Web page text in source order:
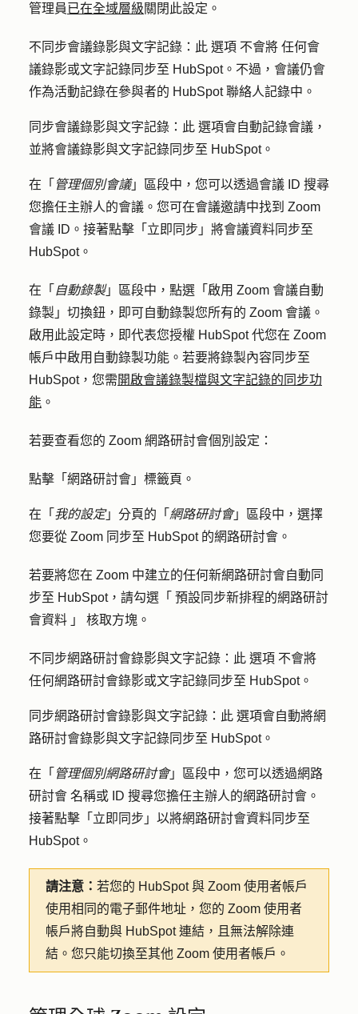
管理員 已在全域層級關閉此設定。
不同步會議錄影與文字記錄：此 選項 不會將 任何會
議錄影或文字記錄同步至 HubSpot。不過，會議仍會
作為活動記錄在參與者的 HubSpot 聯絡人記錄中。
同步會議錄影與文字記錄：此 選項會自動記錄會議，
並將會議錄影與文字記錄同步至 HubSpot。
在「 管理個別會議」區段中，您可以透過會議 ID 搜尋
您擔任主辦人的會議。您可在會議邀請中找到 Zoom
會議 ID。接著點擊 「立即同步」 將會議資料同步至
HubSpot。
在「 自動錄製」區段中，點選「 啟用 Zoom 會議自動
錄製 」切換鈕，即可自動錄製您所有的 Zoom 會議。
啟用此設定時，即代表您授權 HubSpot 代您在 Zoom
帳戶中啟用自動錄製功能。若要將錄製內容同步至
HubSpot，您需開啟會議錄製檔與文字記錄的同步功
能 。
若要查看您的 Zoom 網路研討會個別設定：
點擊「 網路研討會 」標籤頁。
在「 我的設定」分頁的「 網路研討會」區段中，選擇
您要從 Zoom 同步至 HubSpot 的網路研討會。
若要將您在 Zoom 中建立的任何新網路研討會自動同
步至 HubSpot，請勾選「 預設同步新排程的網路研討
會資料 」 核取方塊。
不同步網路研討會錄影與文字記錄：此 選項 不會將
任何網路研討會錄影或文字記錄同步至 HubSpot。
同步網路研討會錄影與文字記錄：此 選項會自動將網
路研討會錄影與文字記錄同步至 HubSpot。
在「 管理個別網路研討會」區段中，您可以透過網路
研討會 名稱或 ID 搜尋您擔任主辦人的網路研討會。
接著點擊 「立即同步」 以將網路研討會資料同步至
HubSpot。
請注意： 若您的 HubSpot 與 Zoom 使用者帳戶
使用相同的電子郵件地址，您的 Zoom 使用者
帳戶將自動與 HubSpot 連結，且無法解除連
結。您只能切換至其他 Zoom 使用者帳戶。